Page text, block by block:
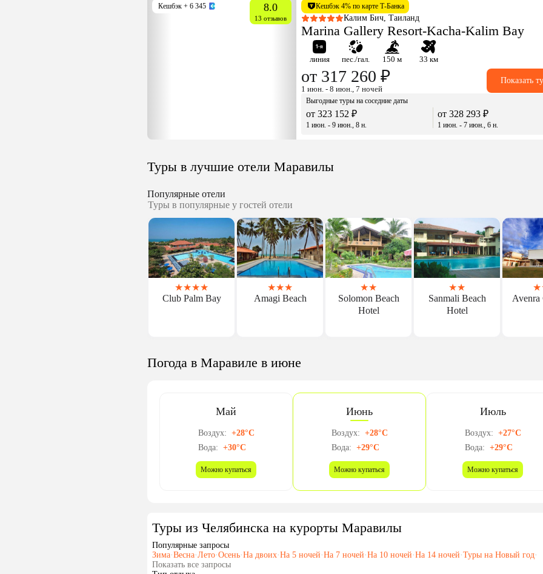
Кешбэк + 6 345 8.0
13 отзывов
Кешбэк 4% по карте Т-Банка
Калим Бич, Таиланд
Marina Gallery Resort-Kacha-Kalim Bay
линия пес./гал. 150 м 33 км
от 317 260 ₽
1 июн. - 8 июн., 7 ночей
Показать
Выгодные туры на соседние даты
от 323 152 ₽
1 июн. - 9 июн., 8 н.
от 328 293 ₽
1 июн. - 7 июн., 6 н.
Туры в лучшие отели Маравилы
Популярные отели
Туры в популярные у гостей отели
★★★★
Club Palm Bay
★★★
Amagi Beach
★★
Solomon Beach
Hotel
★★
Sanmali Beach
Hotel
★
Avenra
Погода в Маравиле в июне
Май
Воздух: +28°C
Вода: +30°C
Можно купаться
Июнь
Воздух: +28°C
Вода: +29°C
Можно купаться
Июль
Воздух: +27°C
Вода: +29°C
Можно купаться
Туры из Челябинска на курорты Маравилы
Популярные запросы
Зима·Весна·Лето·Осень·На двоих·На 5 ночей·На 7 ночей·На 10 ночей·На 14 ночей·Туры на Новый год·
Показать все запросы